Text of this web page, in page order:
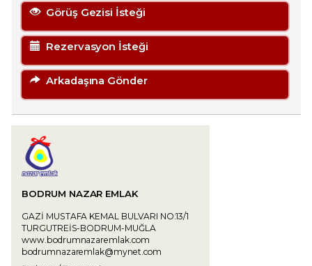
Görüş Gezisi İsteği
Rezervasyon İsteği
Arkadaşına Gönder
BODRUM NAZAR EMLAK
GAZİ MUSTAFA KEMAL BULVARI NO:13/1
TURGUTREİS-BODRUM-MUĞLA
www.bodrumnazaremlak.com
bodrumnazaremlak@mynet.com